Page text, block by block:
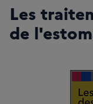
Les
de